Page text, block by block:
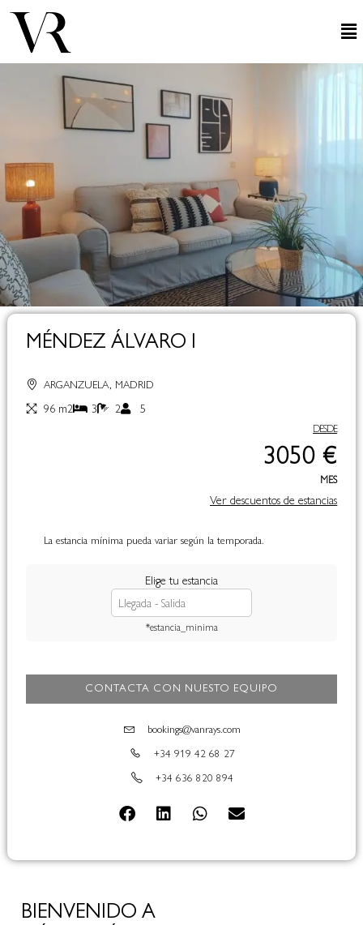
BIENVENIDO A
MÉNDEZ ÁLVARO I
ARGANZUELA, MADRID
96 m2 3 2 5
DESDE
3050 €
MES
Ver descuentos de estancias
La estancia mínima pueda variar según la temporada.
Elige tu estancia
*estancia_minima
CONTACTA CON NUESTO EQUIPO
bookings@vanrays.com
+34 919 42 68 27
+34 636 820 894